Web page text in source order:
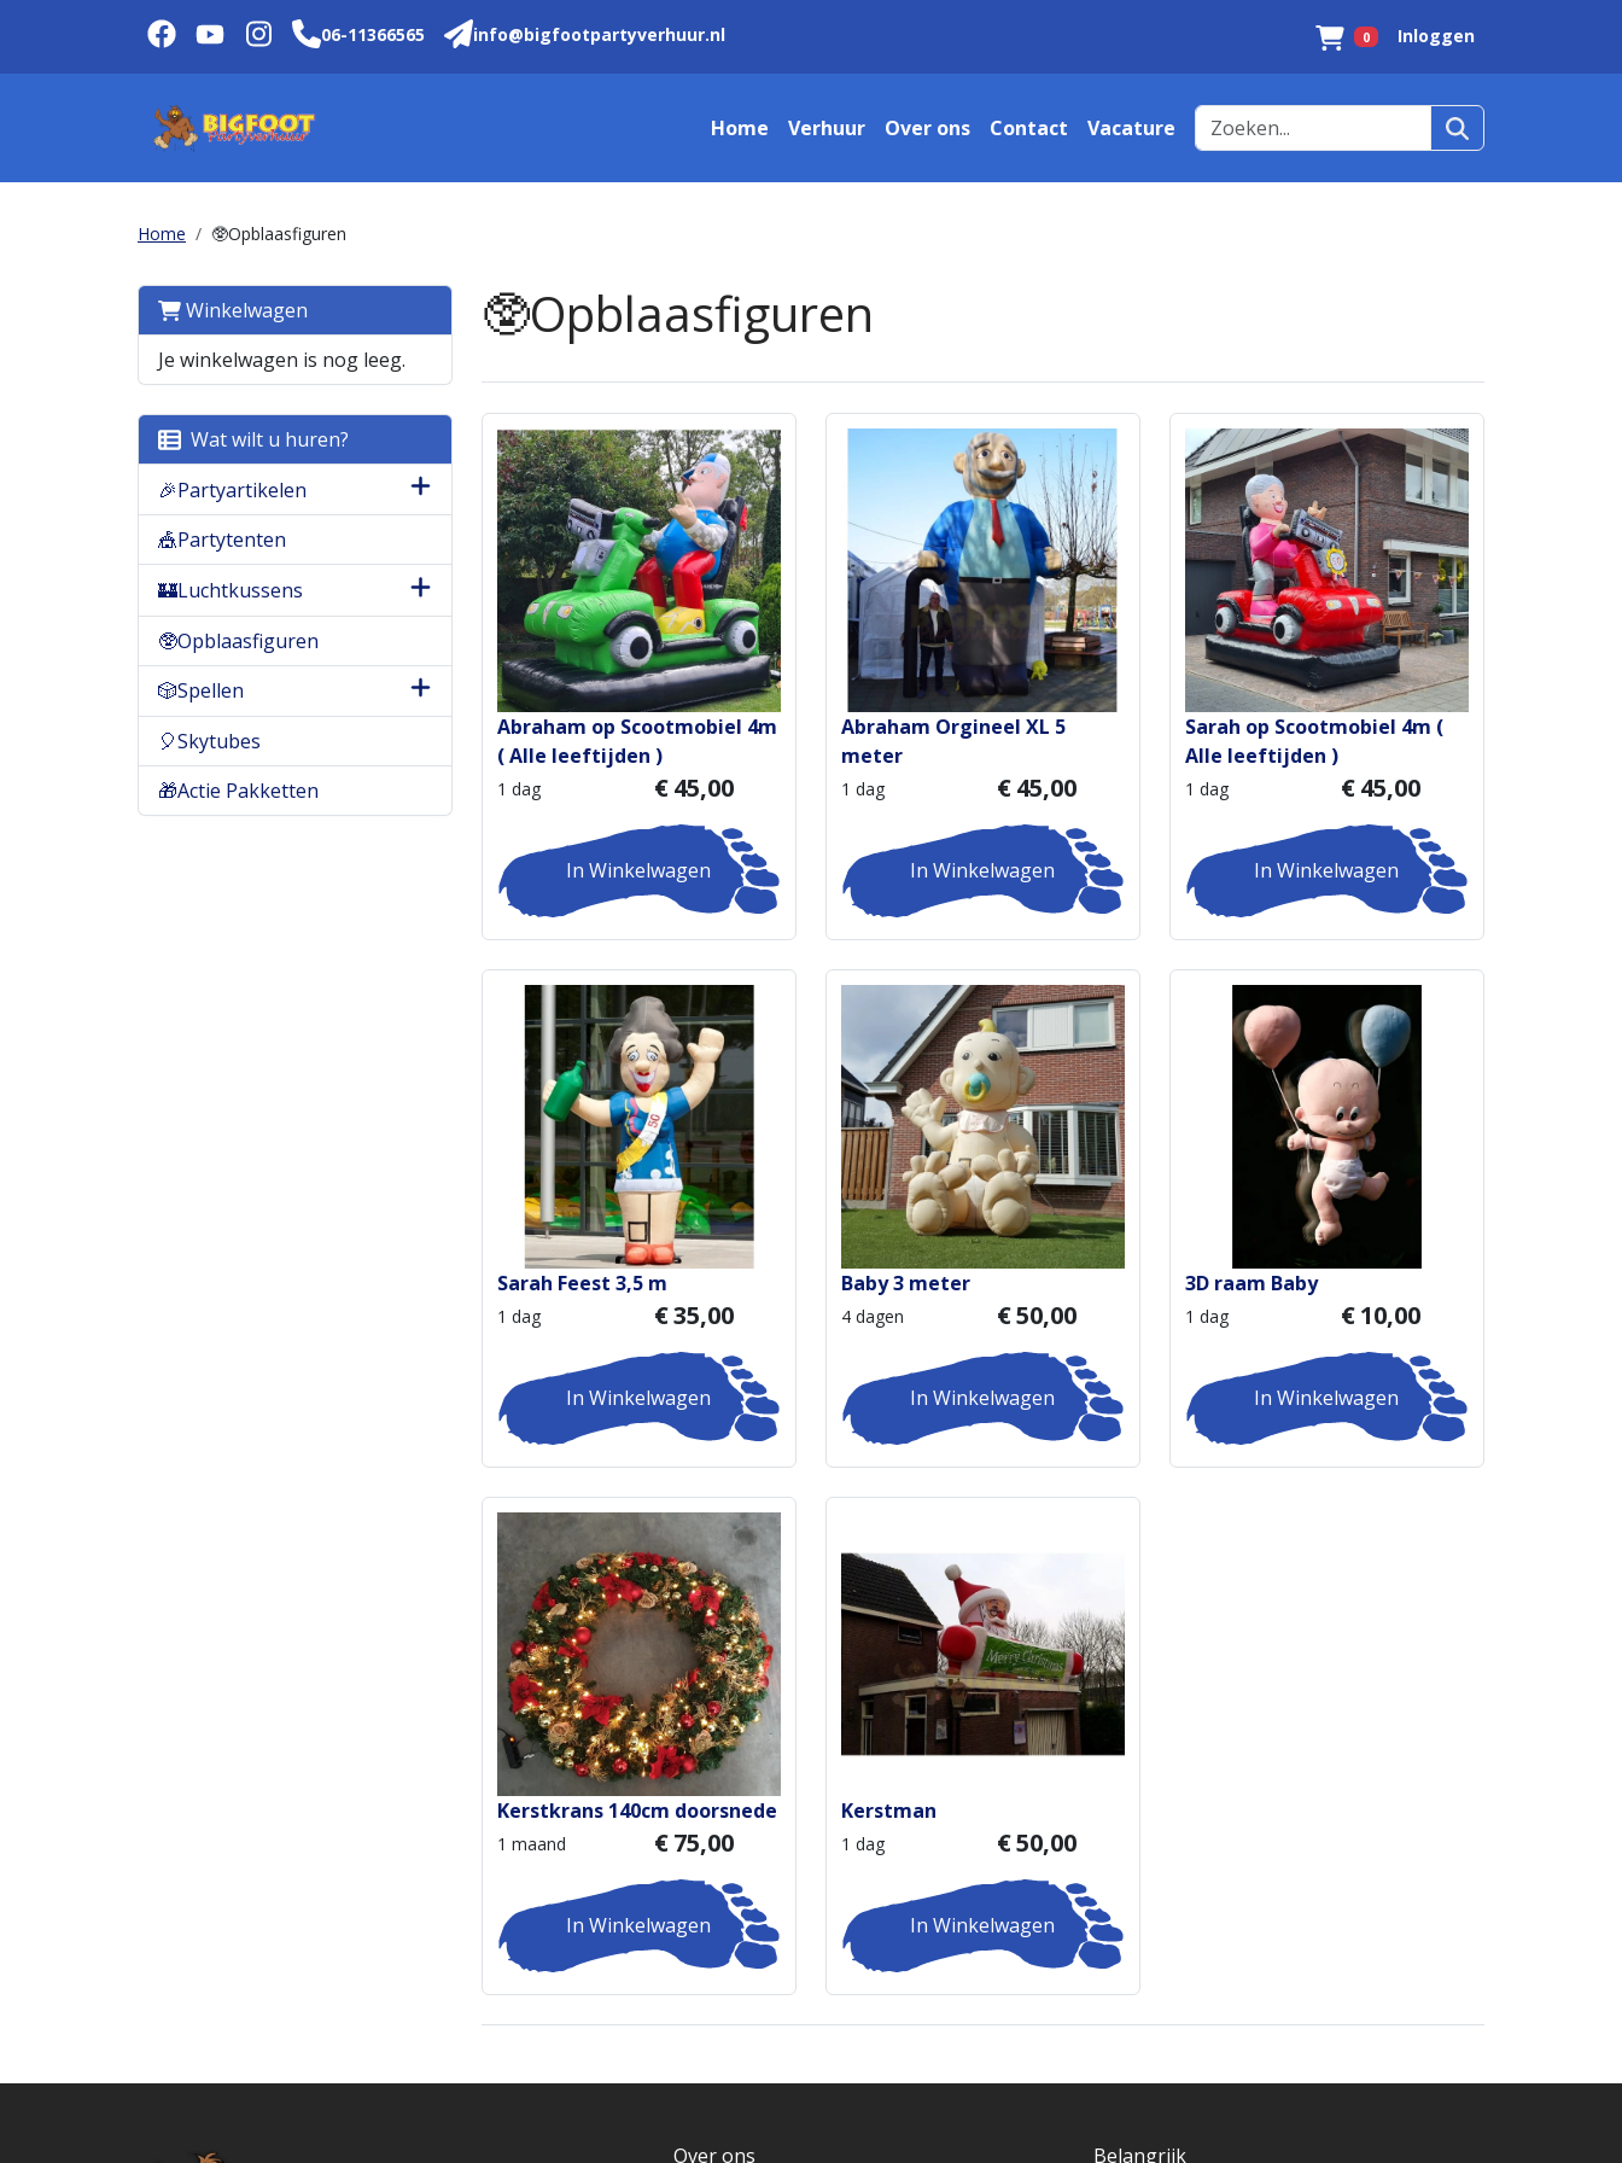
06-11366565 info@bigfootpartyverhuur.nl
Winkelwagen
0 Inloggen
Home Verhuur Over ons Contact Vacature
Home 🥸Opblaasfiguren
Winkelwagen
Je winkelwagen is nog leeg.
Wat wilt u huren?
🎉Partyartikelen
🎪Partytenten
🏰Luchtkussens
🥸Opblaasfiguren
🎲Spellen
🎈Skytubes
🎁Actie Pakketten
🥸Opblaasfiguren
Abraham op Scootmobiel 4m
( Alle leeftijden )
1 dag € 45,00
In Winkelwagen
Abraham Orgineel XL 5
meter
1 dag €45,00
In Winkelwagen
Sarah op Scootmobiel 4m (
Alle leeftijden )
1 dag €45,00
In Winkelwagen
Sarah Feest 3,5 m
1 dag €35,00
In Winkelwagen
Baby 3 meter
4 dagen €50,00
In Winkelwagen
3D raam Baby
1 dag €10,00
In Winkelwagen
Kerstkrans 140cm doorsnede
1 maand € 75,00
In Winkelwagen
Kerstman
1 dag €50,00
In Winkelwagen
Over ons Belangrijk